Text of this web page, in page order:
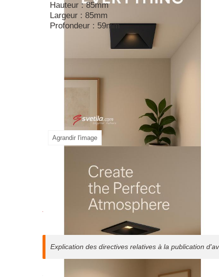
Agrandir l'image
Hauteur : 85mm
Largeur : 85mm
Profondeur : 59mm
Commentaires
Explication des directives relatives à la publication